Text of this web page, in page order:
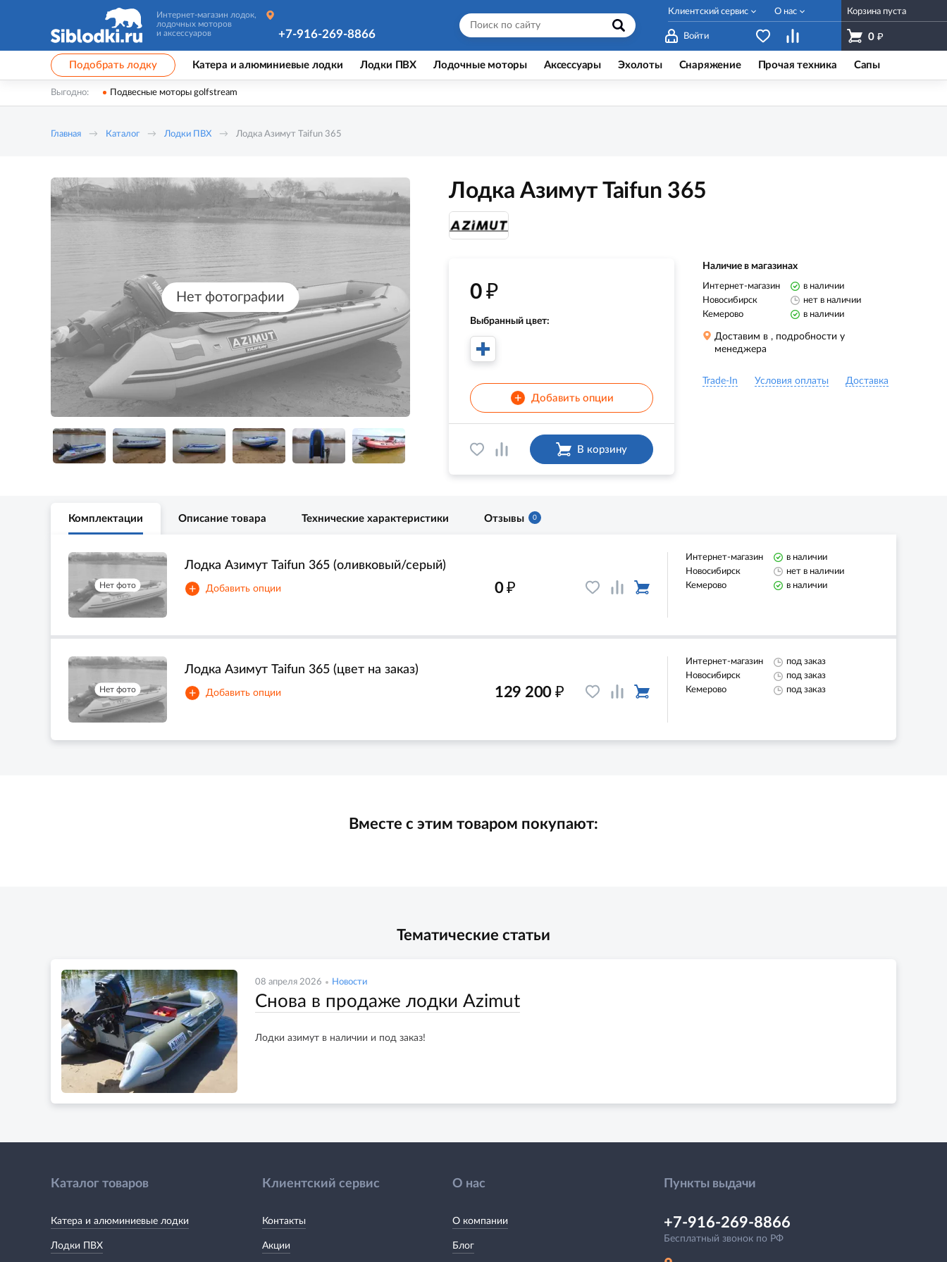
Интернет-магазин лодок,
лодочных моторов
и аксессуаров
Войти
Корзина пуста
0 ₽
+7-916-269-8866
Клиентский сервис О нас
Подобрать лодку Катера и алюминиевые лодки Лодки ПВХ Лодочные моторы Аксессуары Эхолоты Снаряжение Прочая техника Сапы
Выгодно: Подвесные моторы golfstream
Главная Каталог Лодки ПВХ Лодка Азимут Taifun 365
Нет фотографии
Лодка Азимут Taifun 365
0₽
Выбранный цвет:
+ Добавить опции
В корзину
Наличие в магазинах
Интернет-магазин
в наличии
Новосибирск
нет в наличии
Кемерово
в наличии
Доставим в , подробности у
менеджера
Trade-In Условия оплаты Доставка
Комплектации Описание товара Технические характеристики Отзывы 0
Нет фото
Лодка Азимут Taifun 365 (оливковый/серый)
+
Добавить опции 0₽
Интернет-магазин
в наличии
Новосибирск
нет в наличии
Кемерово
в наличии
Нет фото
Лодка Азимут Taifun 365 (цвет на заказ)
+
Добавить опции 129 200 ₽
Интернет-магазин
под заказ
Новосибирск
под заказ
Кемерово
под заказ
Вместе с этим товаром покупают:
Тематические статьи
08 апреля 2026 Новости
Снова в продаже лодки Azimut
Лодки азимут в наличии и под заказ!
Каталог товаров
Катера и алюминиевые лодки
Лодки ПВХ
Клиентский сервис
Контакты
Акции
О нас
О компании
Блог
Пункты выдачи
+7-916-269-8866
Бесплатный звонок по РФ